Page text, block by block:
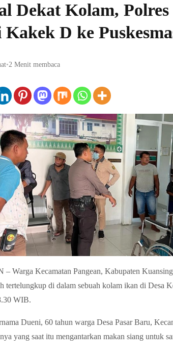
Dekat Kolam,
D ke
•2 Menit membaca
Kecamatan Pangean, Kabupaten
tertelungkup di dalam sebuah kolam ikan di Desa
WIB.
Dueni, 60 tahun warga Desa Pasar Baru,
yang saat itu mengantarkan makan siang untuk